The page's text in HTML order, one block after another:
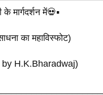
मार्गदर्शन में💀▪️
का महाविस्फोट)
H.K.Bharadwaj)